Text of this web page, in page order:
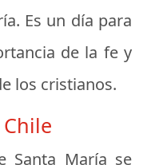
Es un día para
de la fe y
los cristianos.
Santa María se